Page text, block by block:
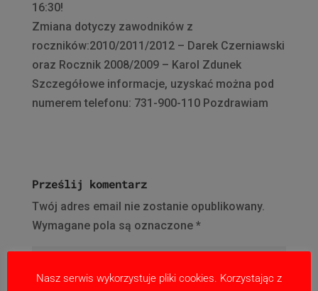
16:30!
Zmiana dotyczy zawodników z
roczników:2010/2011/2012 – Darek Czerniawski
oraz Rocznik 2008/2009 – Karol Zdunek
Szczegółowe informacje, uzyskać można pod
numerem telefonu: 731-900-110 Pozdrawiam
Prześlij komentarz
Twój adres email nie zostanie opublikowany.
Wymagane pola są oznaczone *
Nasz serwis wykorzystuje pliki cookies. Korzystając z